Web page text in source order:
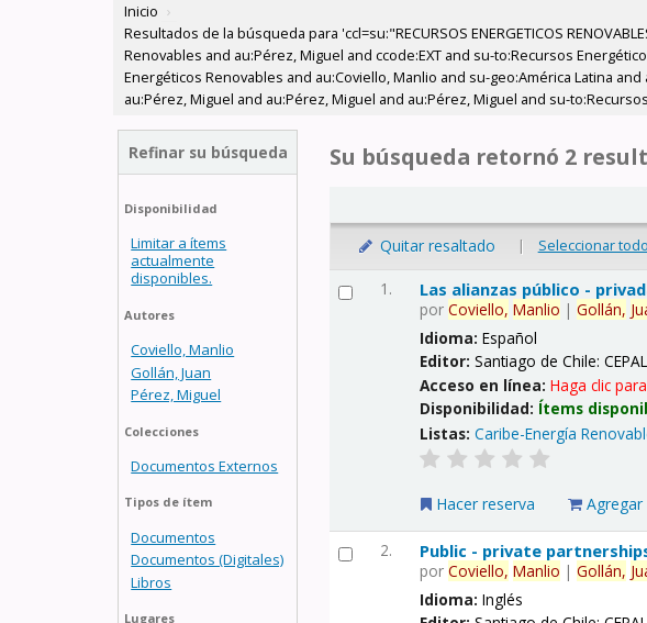
Inicio ›
Resultados de la búsqueda para 'ccl=su:"RECURSOS ENERGETICOS
Renovables and au:Pérez, Miguel and ccode:EXT and su-to:Recursos
Energéticos Renovables and au:Coviello, Manlio and su-geo:América Latina
au:Pérez, Miguel and au:Pérez, Miguel and au:Pérez, Miguel and su-
Refinar su búsqueda
Disponibilidad
Limitar a ítems
actualmente
disponibles.
Autores
Coviello, Manlio
Gollán, Juan
Pérez, Miguel
Colecciones
Documentos Externos
Tipos de ítem
Documentos
Documentos (Digitales)
Libros
Lugares
Su búsqueda retornó 2
Quitar resaltado | Seleccionar todo
1. Las alianzas público -
porCoviello, Manlio |Gollán,
Idioma:Español
Editor:Santiago de Chile:
Acceso en línea:Haga clic
Disponibilidad: Ítems
Listas: Caribe-Energía
Hacer reserva
2. Public - private
porCoviello, Manlio |Gollán,
Idioma:Inglés